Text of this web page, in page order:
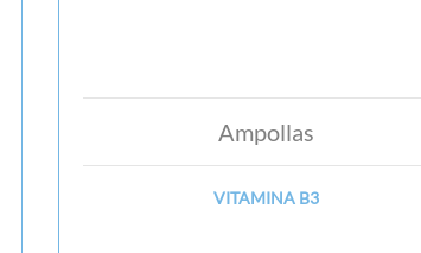
Ampollas
VITAMINA B3